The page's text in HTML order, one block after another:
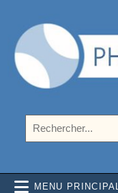
Photoshoplus
MENU PRINCIPAL